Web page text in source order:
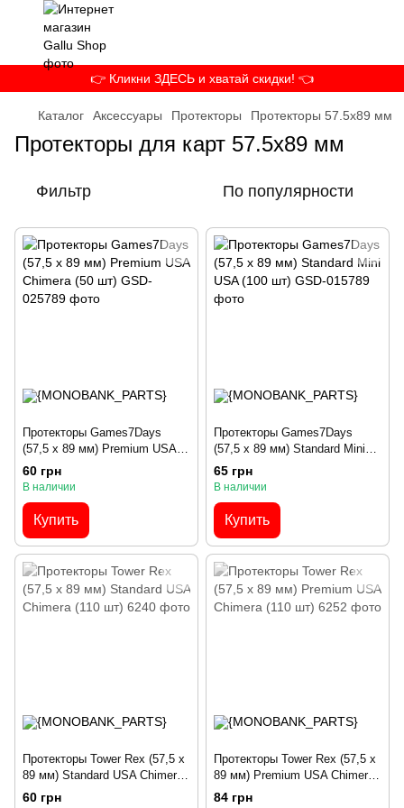
👉 Кликни ЗДЕСЬ и хватай скидки! 👈
Каталог Аксессуары Протекторы Протекторы 57.5x89 мм
Протекторы для карт 57.5x89 мм
Фильтр По популярности
Протекторы Games7Days
(57,5 x 89 мм) Premium USA
Chimera (50 шт)
60 грн
В наличии
Купить
Протекторы Games7Days
(57,5 x 89 мм) Standard Mini
USA (100 шт)
65 грн
В наличии
Купить
Протекторы Tower Rex (57,5 х
89 мм) Standard USA Chimera
(110 шт)
60 грн
Протекторы Tower Rex (57,5 х
89 мм) Premium USA Chimera
(110 шт)
84 грн